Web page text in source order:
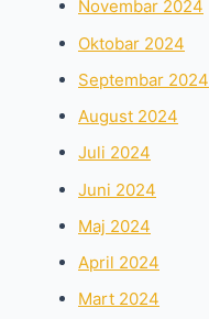
Novembar 2024
Oktobar 2024
Septembar 2024
August 2024
Juli 2024
Juni 2024
Maj 2024
April 2024
Mart 2024